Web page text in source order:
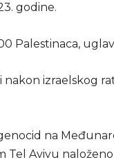
godine.
Palestinaca,
nakon izraelskog
na
Tel Avivu